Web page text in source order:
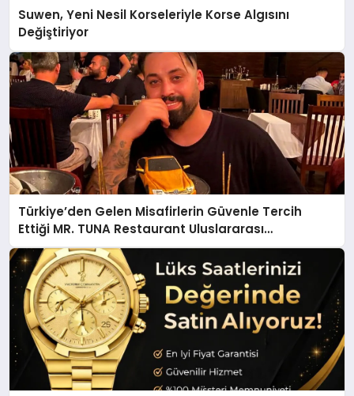
Suwen, Yeni Nesil Korseleriyle Korse Algısını
Değiştiriyor
Türkiye’den Gelen Misafirlerin Güvenle Tercih
Ettiği MR. TUNA Restaurant Uluslararası
Başarısıyla Dikkat Çekiyor